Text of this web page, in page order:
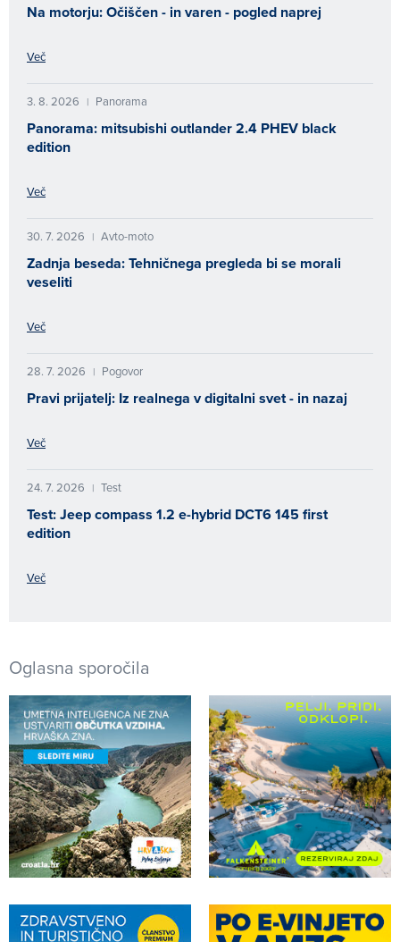
Na motorju: Očiščen - in varen - pogled naprej
Več
3. 8. 2026 | Panorama
Panorama: mitsubishi outlander 2.4 PHEV black
edition
Več
30. 7. 2026 | Avto-moto
Zadnja beseda: Tehničnega pregleda bi se morali
veseliti
Več
28. 7. 2026 | Pogovor
Pravi prijatelj: Iz realnega v digitalni svet - in nazaj
Več
24. 7. 2026 | Test
Test: Jeep compass 1.2 e-hybrid DCT6 145 first
edition
Več
Oglasna sporočila